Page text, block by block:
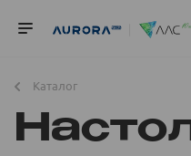
Каталог